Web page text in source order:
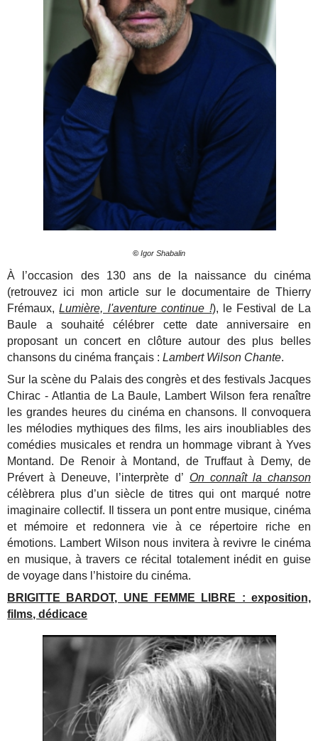
© Igor Shabalin
À l’occasion des 130 ans de la naissance du cinéma
(retrouvez ici mon article sur le documentaire de Thierry
Frémaux,Lumière, l'aventure continue !), le Festival de La
Baule a souhaité célébrer cette date anniversaire en
proposant un concert en clôture autour des plus belles
chansons du cinéma français :Lambert Wilson Chante.
Sur la scène du Palais des congrès et des festivals Jacques
Chirac - Atlantia de La Baule, Lambert Wilson fera renaître
les grandes heures du cinéma en chansons. Il convoquera
les mélodies mythiques des films, les airs inoubliables des
comédies musicales et rendra un hommage vibrant à Yves
Montand. De Renoir à Montand, de Truffaut à Demy, de
Prévert à Deneuve, l’interprète d’ On connaît la chanson
célèbrera plus d’un siècle de titres qui ont marqué notre
imaginaire collectif. Il tissera un pont entre musique, cinéma
et mémoire et redonnera vie à ce répertoire riche en
émotions. Lambert Wilson nous invitera à revivre le cinéma
en musique, à travers ce récital totalement inédit en guise
de voyage dans l’histoire du cinéma.
BRIGITTE BARDOT, UNE FEMME LIBRE : exposition,
films, dédicace